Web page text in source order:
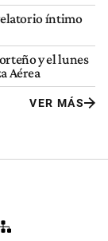
íntimo
y el lunes
Aérea
VER MÁS